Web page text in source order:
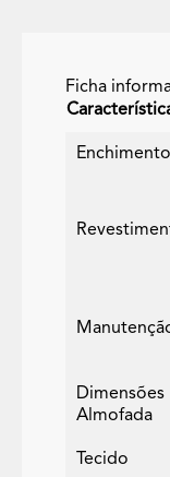
Ficha
Enchimento
Dimensões
Almofada
Tecido